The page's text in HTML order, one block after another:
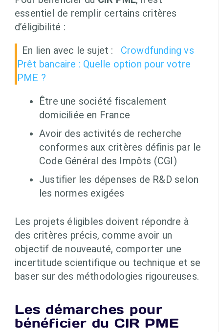
essentiel de remplir certains critères
d’éligibilité :
En lien avec le sujet :
Crowdfunding vs
Prêt bancaire : Quelle option pour votre
PME ?
Être une société fiscalement
domiciliée en France
Avoir des activités de recherche
conformes aux critères définis par le
Code Général des Impôts (CGI)
Justifier les dépenses de R&D selon
les normes exigées
Les projets éligibles doivent répondre à
des critères précis, comme avoir un
objectif de nouveauté, comporter une
incertitude scientifique ou technique et se
baser sur des méthodologies rigoureuses.
Les démarches pour
bénéficier du CIR PME